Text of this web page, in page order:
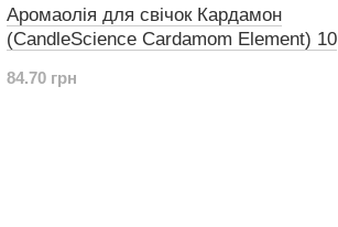
Аромаолія для свічок Кардамон
(CandleScience Cardamom Element) 10
84.70 грн